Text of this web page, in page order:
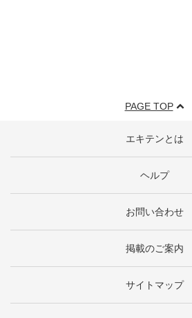
PAGE TOP
エキテンとは
ヘルプ
お問い合わせ
掲載のご案内
サイトマップ